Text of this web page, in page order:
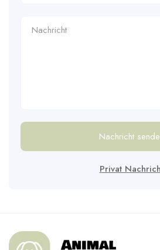
Nachricht
Privat